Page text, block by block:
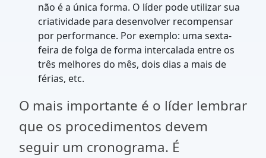
não é a única forma. O líder pode utilizar sua
criatividade para desenvolver recompensar
por performance. Por exemplo: uma sexta-
feira de folga de forma intercalada entre os
três melhores do mês, dois dias a mais de
férias, etc.
O mais importante é o líder lembrar
que os procedimentos devem
seguir um cronograma. É